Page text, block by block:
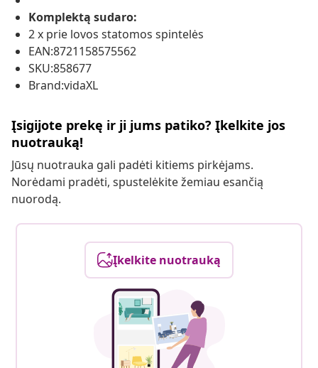
Komplektą sudaro:
2 x prie lovos statomos spintelės
EAN:8721158575562
SKU:858677
Brand:vidaXL
Įsigijote prekę ir ji jums patiko? Įkelkite jos
nuotrauką!
Jūsų nuotrauka gali padėti kitiems pirkėjams.
Norėdami pradėti, spustelėkite žemiau esančią
nuorodą.
Įkelkite nuotrauką